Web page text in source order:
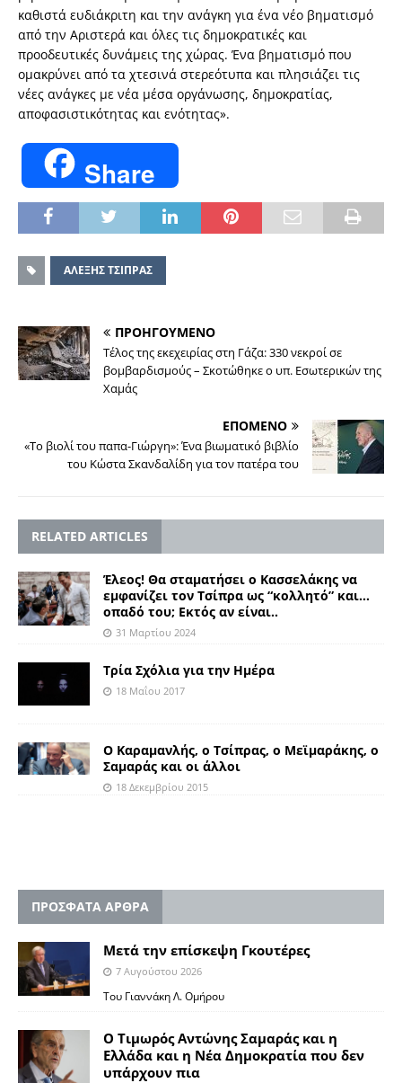
καθιστά ευδιάκριτη και την ανάγκη για ένα νέο βηματισμό
από την Αριστερά και όλες τις δημοκρατικές και
προοδευτικές δυνάμεις της χώρας. Ένα βηματισμό που
ομακρύνει από τα χτεσινά στερεότυπα και πλησιάζει τις
νέες ανάγκες με νέα μέσα οργάνωσης, δημοκρατίας,
αποφασιστικότητας και ενότητας».
Share
ΑΛΕΞΗΣ ΤΣΙΠΡΑΣ
ΠΡΟΗΓΟΥΜΕΝΟ
Τέλος της εκεχειρίας στη Γάζα: 330 νεκροί σε
βομβαρδισμούς – Σκοτώθηκε ο υπ. Εσωτερικών της
Χαμάς
ΕΠΟΜΕΝΟ
«Το βιολί του παπα-Γιώργη»: Ένα βιωματικό βιβλίο
του Κώστα Σκανδαλίδη για τον πατέρα του
RELATED ARTICLES
Έλεος! Θα σταματήσει ο Κασσελάκης να
εμφανίζει τον Τσίπρα ως “κολλητό” και…
οπαδό του; Εκτός αν είναι..
31 Μαρτίου 2024
Τρία Σχόλια για την Ημέρα
18 Μαΐου 2017
Ο Καραμανλής, ο Τσίπρας, ο Μεϊμαράκης, ο
Σαμαράς και οι άλλοι
18 Δεκεμβρίου 2015
ΠΡΟΣΦΑΤΑ ΑΡΘΡΑ
Μετά την επίσκεψη Γκουτέρες
7 Αυγούστου 2026
Του Γιαννάκη Λ. Ομήρου
Ο Τιμωρός Αντώνης Σαμαράς και η
Ελλάδα και η Νέα Δημοκρατία που δεν
υπάρχουν πια